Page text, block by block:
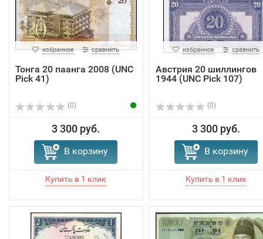
избранное сравнить
Тонга 20 паанга 2008 (UNC
Pick 41)
(0)
3 300 руб.
В корзину
избранное сравнить
Австрия 20 шиллингов
1944 (UNC Pick 107)
(0)
3 300 руб.
В корзину